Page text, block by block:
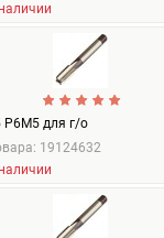
Р6М5 для г/о
19124632